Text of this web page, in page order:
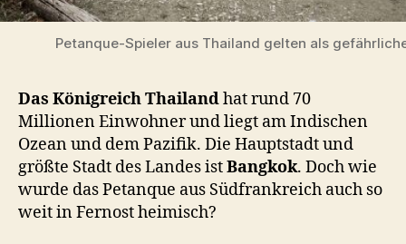
Petanque-Spieler aus Thailand gelten als
Das Königreich Thailandhat rund 70
Millionen Einwohner und liegt am Indischen
Ozean und dem Pazifik. Die Hauptstadt und
größte Stadt des Landes istBangkok. Doch wie
wurde das Petanque aus Südfrankreich auch so
weit in Fernost heimisch?